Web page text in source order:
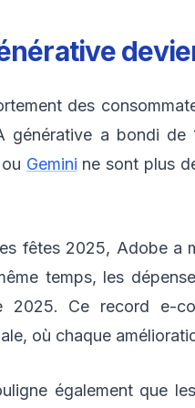
des
générative a bondi
Gemini ne sont plus
fêtes 2025, Adobe a
temps, les
2025. Ce record e-
où chaque
également que